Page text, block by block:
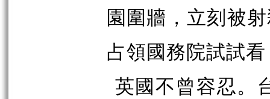
園圍牆，立刻被
占領國務院試試
英國不曾容忍。